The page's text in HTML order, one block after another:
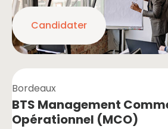
Candidater
Bordeaux
BTS Management
Opérationnel (MCO)